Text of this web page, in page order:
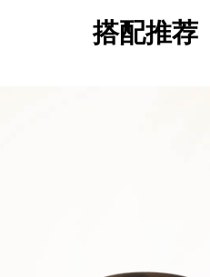
搭配推荐